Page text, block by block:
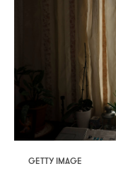
GETTY IMAGE